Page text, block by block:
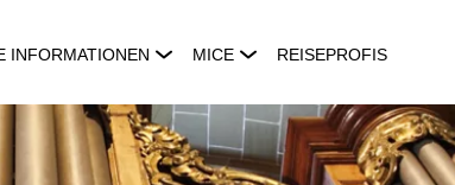
INFORMATIONEN MICE REISEPROFIS